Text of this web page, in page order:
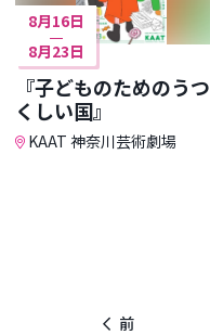
8月16日
8月23日
『子どものためのうつ
くしい国』
KAAT 神奈川芸術劇場
前